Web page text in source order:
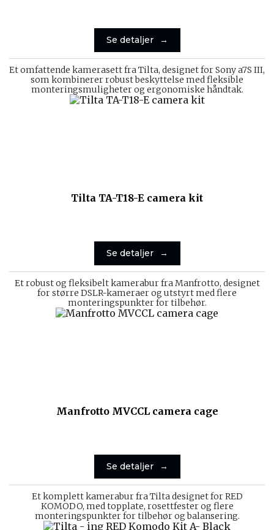
Se detaljer
Tilta TA-T18-E camera kit
Et omfattende kamerasett fra Tilta, designet for Sony a7S III,
som kombinerer robust beskyttelse med fleksible
monteringsmuligheter og ergonomiske håndtak.
Se detaljer
Manfrotto MVCCL camera cage
Et robust og fleksibelt kamerabur fra Manfrotto, designet
for større DSLR-kameraer og utstyrt med flere
monteringspunkter for tilbehør.
Se detaljer
Et komplett kamerabur fra Tilta designet for RED
KOMODO, med topplate, rosettfester og flere
monteringspunkter for tilbehør og balansering.